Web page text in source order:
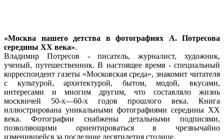
«Москва нашего детства в фотографиях А. Потресова
середины XX века».
Владимир Потресов - писатель, журналист, художник,
ученый, путешественник. В настоящее время - специальный
корреспондент газеты «Московская среда», знакомит читателя
с культурой, архитектурой, бытом, модой, вкусами,
интересами и многим другим, что составляло жизнь
москвичей 50-х—60-х годов прошлого века. Книга
иллюстрирована уникальными фотографиями середины XX
века. Фотографии снабжены детальными подписями,
позволяющими ориентироваться в чрезвычайно
изменившейся за последние десятилетия столице.